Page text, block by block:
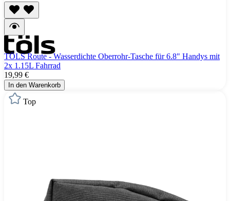
TÖLS Route - Wasserdichte Oberrohr-Tasche für 6.8" Handys mit
2x 1.15L Fahrrad
19,99 €
In den Warenkorb
Top